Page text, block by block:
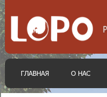
ГЛАВНАЯ О НАС